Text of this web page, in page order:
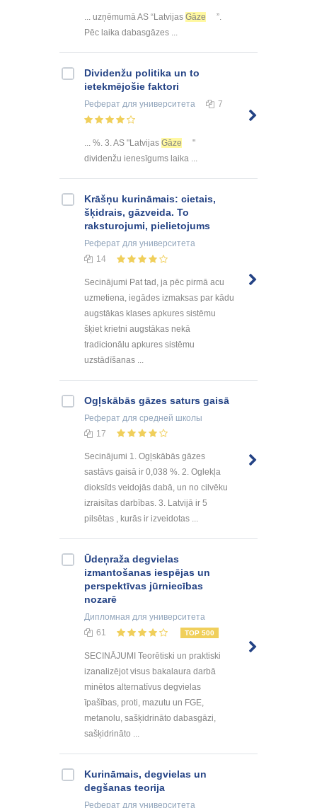
... uzņēmumā AS “Latvijas Gāze
”.
Pēc laika dabasgāzes ...
Dividenžu politika un to
ietekmējošie faktori
Реферат для университета 7
... %. 3. AS "Latvijas Gāze
"
dividenžu ienesīgums laika ...
Krāšņu kurināmais: cietais,
šķidrais, gāzveida. To
raksturojumi, pielietojums
Реферат для университета
14
Secinājumi Pat tad, ja pēc pirmā acu
uzmetiena, iegādes izmaksas par kādu
augstākas klases apkures sistēmu
šķiet krietni augstākas nekā
tradicionālu apkures sistēmu
uzstādīšanas ...
Ogļskābās gāzes saturs gaisā
Реферат для средней школы
17
Secinājumi 1. Ogļskābās gāzes
sastāvs gaisā ir 0,038 %. 2. Oglekļa
dioksīds veidojās dabā, un no cilvēku
izraisītas darbības. 3. Latvijā ir 5
pilsētas , kurās ir izveidotas ...
Ūdeņraža degvielas
izmantošanas iespējas un
perspektīvas jūrniecības
nozarē
Дипломная для университета
61
TOP 500
SECINĀJUMI Teorētiski un praktiski
izanalizējot visus bakalaura darbā
minētos alternatīvus degvielas
īpašības, proti, mazutu un FGE,
metanolu, sašķidrināto dabasgāzi,
sašķidrināto ...
Kurināmais, degvielas un
degšanas teorija
Реферат для университета